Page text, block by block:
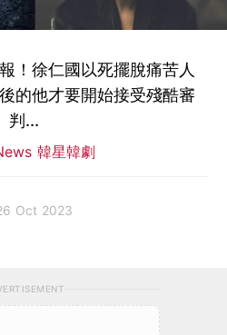
！徐仁國以死擺脫痛苦人
的他才要開始接受殘酷審
判...
韓星韓劇
Oct 2023